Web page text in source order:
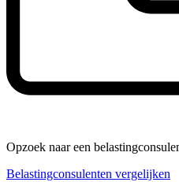
Opzoek naar een
Belastingconsulenten vergelijken